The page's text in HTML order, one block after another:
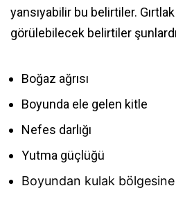
yansıyabilir bu belirtiler.
görülebilecek belirtiler
Boğaz ağrısı
Boyunda ele gelen kitle
Nefes darlığı
Yutma güçlüğü
Boyundan kulak bölgesine